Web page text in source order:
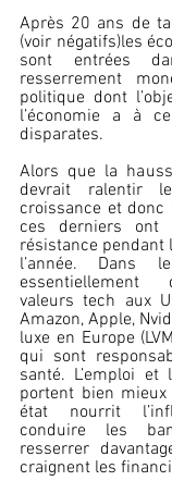
Après 20 ans de
(voir négatifs)les
sont entrées
resserrement
politique dont
l’économie a à
disparates.
Alors que la
devrait ralentir
croissance et
ces derniers ont
résistance pendant
l’année. Dans
essentiellement
valeurs tech aux
Amazon, Apple,
luxe en Europe
qui sont
santé. L’emploi
portent bien
état nourrit
conduire les
resserrer
craignent les